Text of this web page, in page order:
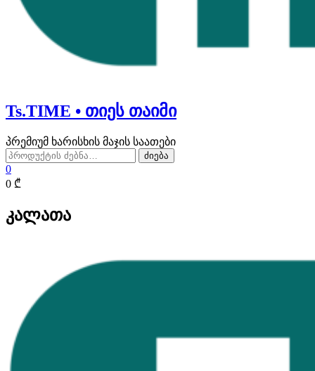
Ts.TIME • თიეს თაიმი
პრემიუმ ხარისხის მაჯის საათები
ძებნა:
ძიება
0
0 ₾
კალათა